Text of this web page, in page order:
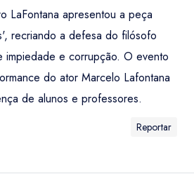
LaFontana apresentou a peça
recriando a defesa do filósofo
impiedade e corrupção. O evento
do ator Marcelo Lafontana
de alunos e professores.
Reportar